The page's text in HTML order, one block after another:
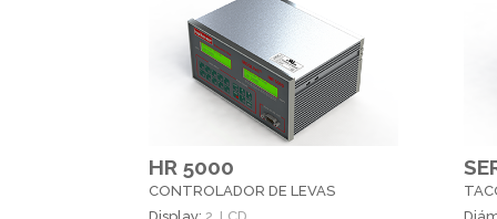
HR 5000
CONTROLADOR DE LEVAS